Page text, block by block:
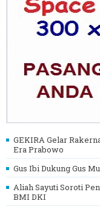
GEKIRA Gelar
Era Prabowo
Gus Ibi Dukung Gus
Aliah Sayuti Soroti
BMI DKI